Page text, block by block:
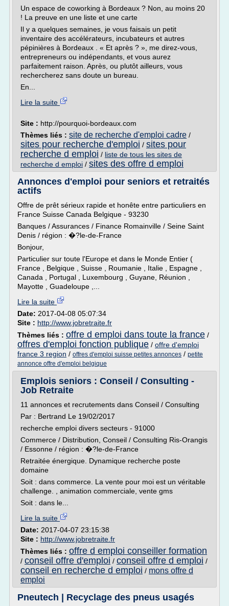
Un espace de coworking à Bordeaux ? Non, au moins 20
! La preuve en une liste et une carte
Il y a quelques semaines, je vous faisais un petit
inventaire des accélérateurs, incubateurs et autres
pépinières à Bordeaux . « Et après ? », me direz-vous,
entrepreneurs ou indépendants, et vous aurez
parfaitement raison. Après, ou plutôt ailleurs, vous
rechercherez sans doute un bureau.
En...
Lire la suite
Site : http://pourquoi-bordeaux.com
Thèmes liés : site de recherche d'emploi cadre /
sites pour recherche d'emploi / sites pour
recherche d emploi / liste de tous les sites de
recherche d emploi / sites des offre d emploi
Annonces d'emploi pour seniors et retraités
actifs
Offre de prêt sérieux rapide et honête entre particuliers en
France Suisse Canada Belgique - 93230
Banques / Assurances / Finance Romainville / Seine Saint
Denis / région : �?le-de-France
Bonjour,
Particulier sur toute l'Europe et dans le Monde Entier (
France , Belgique , Suisse , Roumanie , Italie , Espagne ,
Canada , Portugal , Luxembourg , Guyane, Réunion ,
Mayotte , Guadeloupe ,...
Lire la suite
Date: 2017-04-08 05:07:34
Site : http://www.jobretraite.fr
Thèmes liés : offre d emploi dans toute la france /
offres d'emploi fonction publique / offre d'emploi
france 3 region / offres d'emploi suisse petites annonces / petite
annonce offre d'emploi belgique
Emplois seniors : Conseil / Consulting -
Job Retraite
11 annonces et recrutements dans Conseil / Consulting
Par : Bertrand Le 19/02/2017
recherche emploi divers secteurs - 91000
Commerce / Distribution, Conseil / Consulting Ris-Orangis
/ Essonne / région : �?le-de-France
Retraitée énergique. Dynamique recherche poste
domaine
Soit : dans commerce. La vente pour moi est un véritable
challenge. , animation commerciale, vente gms
Soit : dans le...
Lire la suite
Date: 2017-04-07 23:15:38
Site : http://www.jobretraite.fr
Thèmes liés : offre d emploi conseiller formation
/ conseil offre d'emploi / conseil offre d emploi /
conseil en recherche d emploi / mons offre d
emploi
Pneutech | Recyclage des pneus usagés